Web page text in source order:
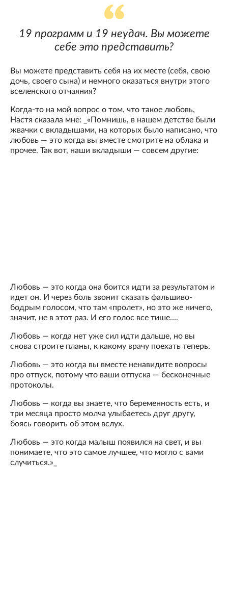
19 программ и 19 неудач. Вы можете
себе это представить?
Вы можете представить себя на их месте (себя, свою
дочь, своего сына) и немного оказаться внутри этого
вселенского отчаяния?
Когда-то на мой вопрос о том, что такое любовь,
Настя сказала мне: _«Помнишь, в нашем детстве были
жвачки с вкладышами, на которых было написано, что
любовь — это когда вы вместе смотрите на облака и
прочее. Так вот, наши вкладыши — совсем другие:
Любовь — это когда она боится идти за результатом и
идет он. И через боль звонит сказать фальшиво-
бодрым голосом, что там «пролет», но это же ничего,
значит, не в этот раз. И его голос все тише....
Любовь — когда нет уже сил идти дальше, но вы
снова строите планы, к какому врачу поехать теперь.
Любовь — это когда вы вместе ненавидите вопросы
про отпуск, потому что ваши отпуска — бесконечные
протоколы.
Любовь — когда вы знаете, что беременность есть, и
три месяца просто молча улыбаетесь друг другу,
боясь говорить об этом вслух.
Любовь — это когда малыш появился на свет, и вы
понимаете, что это самое лучшее, что могло с вами
случиться.»_